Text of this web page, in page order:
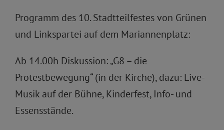
Programm des 10. Stadtteilfestes von Grünen
und Linkspartei auf dem Mariannenplatz:
Ab 14.00h Diskussion: „G8 – die
Protestbewegung“ (in der Kirche), dazu: Live-
Musik auf der Bühne, Kinderfest, Info- und
Essensstände.